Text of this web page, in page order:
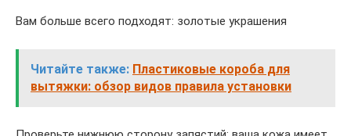
Вам больше всего подходят: золотые украшения
Читайте также: Пластиковые короба для
вытяжки: обзор видов правила установки